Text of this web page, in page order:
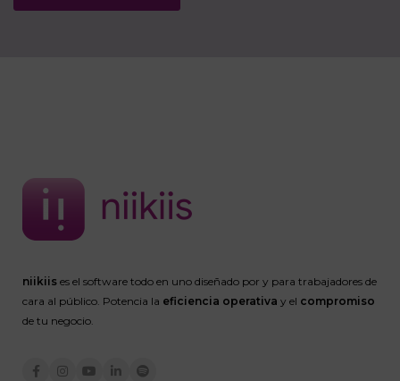
niikiis es el software todo en uno diseñado por y para trabajadores de
cara al público. Potencia la eficiencia operativa y el compromiso
de tu negocio.